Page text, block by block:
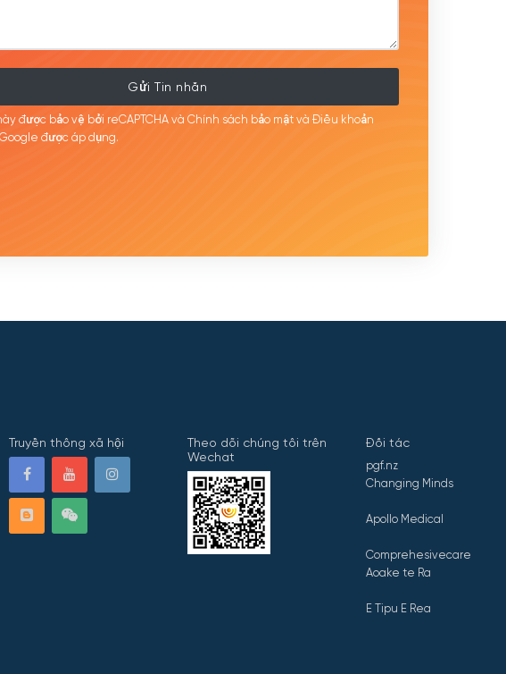
Gửi Tin nhắn
được bảo vệ bởi reCAPTCHA và Chính sách bảo mật và Điều khoản
được áp dụng.
Truyền thông xã hội
Theo dõi chúng tôi trên
Wechat
Đối tác
pgf.nz
Changing Minds
Apollo Medical
Comprehesivecare
Aoake te Ra
E Tipu E Rea